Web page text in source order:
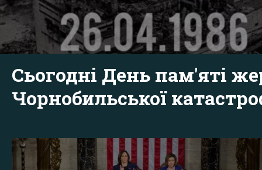
Сьогодні День пам'яті
Чорнобильської